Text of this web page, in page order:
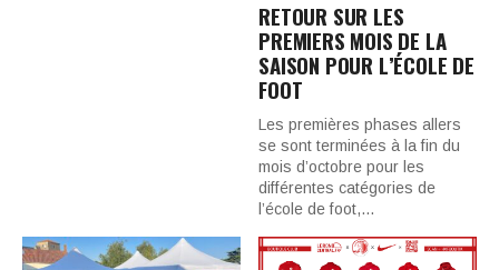
RETOUR SUR LES
PREMIERS MOIS DE LA
SAISON POUR L’ÉCOLE DE
FOOT
Les premières phases allers
se sont terminées à la fin du
mois d’octobre pour les
différentes catégories de
l’école de foot,…